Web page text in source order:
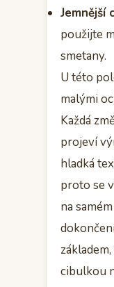
Jemnější
použijte
smetany.
U této
malými
Každá
projeví
hladká
proto se
na
cibulkou